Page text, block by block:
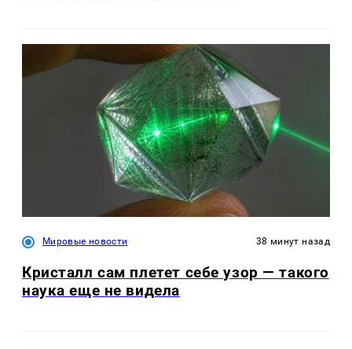
Мировые новости 38 минут назад
Кристалл сам плетет себе узор — такого
наука еще не видела